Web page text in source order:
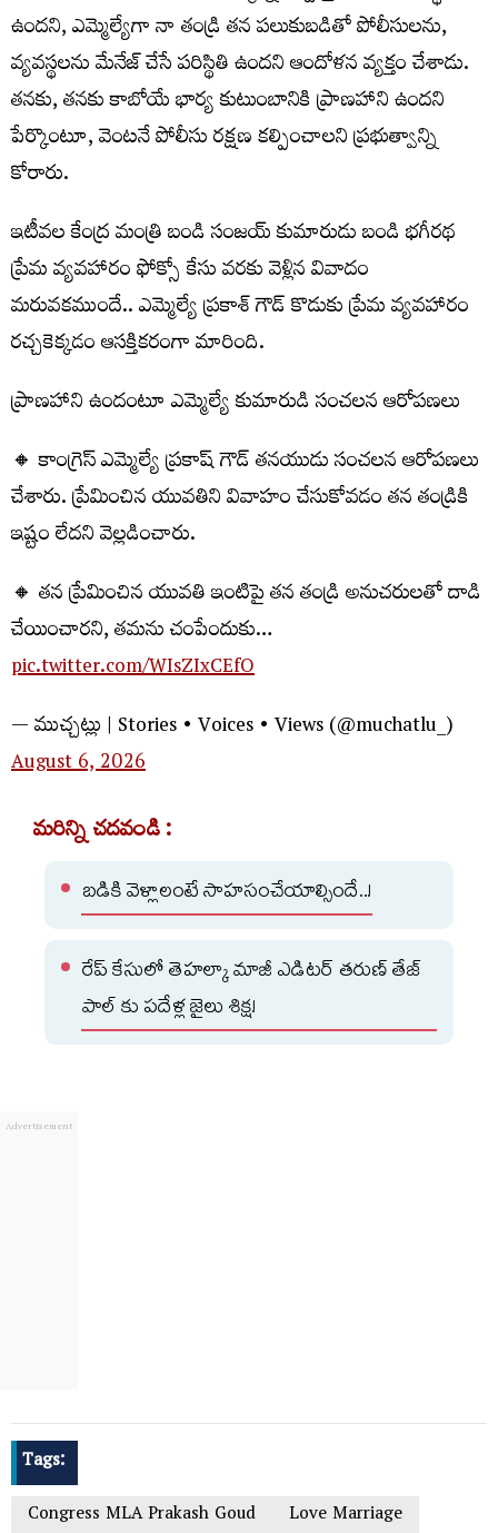
ఉందని, ఎమ్మెల్యేగా నా తండ్రి తన పలుకుబడితో పోలీసులను,
వ్యవస్థలను మేనేజ్ చేసే పరిస్థితి ఉందని ఆందోళన వ్యక్తం చేశాడు.
తనకు, తనకు కాబోయే భార్య కుటుంబానికి ప్రాణహాని ఉందని
పేర్కొంటూ, వెంటనే పోలీసు రక్షణ కల్పించాలని ప్రభుత్వాన్ని
కోరారు.
ఇటీవల కేంద్ర మంత్రి బండి సంజయ్ కుమారుడు బండి భగీరథ
ప్రేమ వ్యవహారం ఫోక్సో కేసు వరకు వెళ్లిన వివాదం
మరువకముందే.. ఎమ్మెల్యే ప్రకాశ్ గౌడ్ కొడుకు ప్రేమ వ్యవహారం
రచ్చకెక్కడం ఆసక్తికరంగా మారింది.
ప్రాణహాని ఉందంటూ ఎమ్మెల్యే కుమారుడి సంచలన ఆరోపణలు
🔸 కాంగ్రెస్ ఎమ్మెల్యే ప్రకాష్ గౌడ్ తనయుడు సంచలన ఆరోపణలు
చేశారు. ప్రేమించిన యువతిని వివాహం చేసుకోవడం తన తండ్రికి
ఇష్టం లేదని వెల్లడించారు.
🔸 తన ప్రేమించిన యువతి ఇంటిపై తన తండ్రి అనుచరులతో దాడి
చేయించారని, తమను చంపేందుకు…
pic.twitter.com/WIsZIxCEfO
— ముచ్చట్లు | Stories • Voices • Views (@muchatlu_)
August 6, 2026
మరిన్ని చదవండి :
బడికి వెళ్లాలంటే సాహసంచేయాల్సిందే..!
రేప్ కేసులో తెహల్కా మాజీ ఎడిటర్ తరుణ్ తేజ్
పాల్ కు పదేళ్ల జైలు శిక్ష!
Tags:
Congress MLA Prakash Goud
Love Marriage